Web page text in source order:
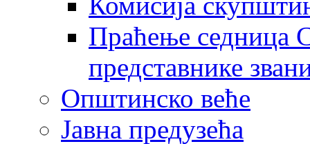
Праћење седница
представнике
Општинско веће
Јавна предузећа